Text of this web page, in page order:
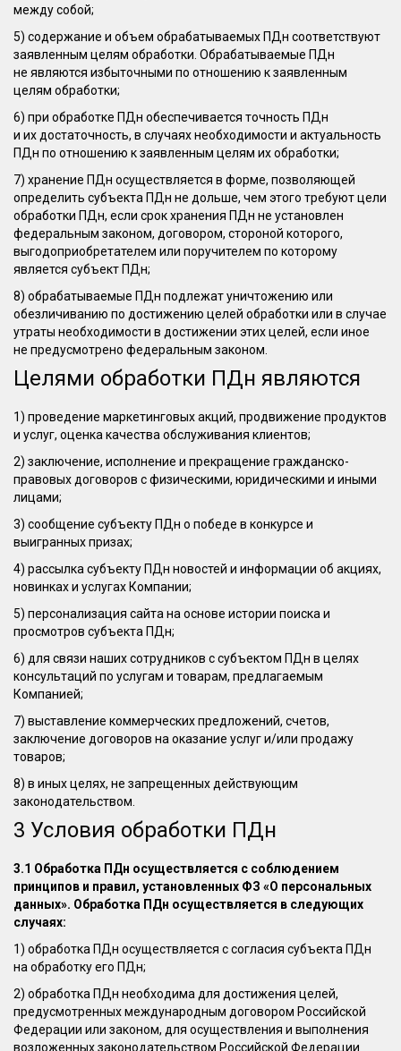
между собой;
5) содержание и объем обрабатываемых ПДн соответствуют
заявленным целям обработки. Обрабатываемые ПДн
не являются избыточными по отношению к заявленным
целям обработки;
6) при обработке ПДн обеспечивается точность ПДн
и их достаточность, в случаях необходимости и актуальность
ПДн по отношению к заявленным целям их обработки;
7) хранение ПДн осуществляется в форме, позволяющей
определить субъекта ПДн не дольше, чем этого требуют цели
обработки ПДн, если срок хранения ПДн не установлен
федеральным законом, договором, стороной которого,
выгодоприобретателем или поручителем по которому
является субъект ПДн;
8) обрабатываемые ПДн подлежат уничтожению или
обезличиванию по достижению целей обработки или в случае
утраты необходимости в достижении этих целей, если иное
не предусмотрено федеральным законом.
Целями обработки ПДн являются
1) проведение маркетинговых акций, продвижение продуктов
и услуг, оценка качества обслуживания клиентов;
2) заключение, исполнение и прекращение гражданско-
правовых договоров с физическими, юридическими и иными
лицами;
3) сообщение субъекту ПДн о победе в конкурсе и
выигранных призах;
4) рассылка субъекту ПДн новостей и информации об акциях,
новинках и услугах Компании;
5) персонализация сайта на основе истории поиска и
просмотров субъекта ПДн;
6) для связи наших сотрудников с субъектом ПДн в целях
консультаций по услугам и товарам, предлагаемым
Компанией;
7) выставление коммерческих предложений, счетов,
заключение договоров на оказание услуг и/или продажу
товаров;
8) в иных целях, не запрещенных действующим
законодательством.
3 Условия обработки ПДн
3.1 Обработка ПДн осуществляется с соблюдением
принципов и правил, установленных ФЗ «О персональных
данных». Обработка ПДн осуществляется в следующих
случаях:
1) обработка ПДн осуществляется с согласия субъекта ПДн
на обработку его ПДн;
2) обработка ПДн необходима для достижения целей,
предусмотренных международным договором Российской
Федерации или законом, для осуществления и выполнения
возложенных законодательством Российской Федерации